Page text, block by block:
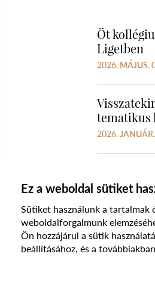
Öt
Ligetben
2026. MÁJUS.
tematikus
2026.
Ez a weboldal sütiket
Sütiket használunk a tartalmak
weboldalforgalmunk
Ön hozzájárul a sütik
beállításához, és a